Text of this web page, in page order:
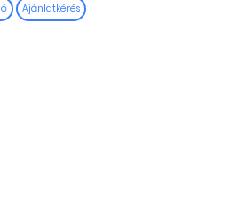
Ajánlatkérés